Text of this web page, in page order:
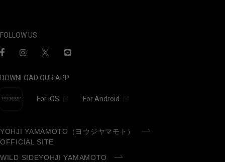
FOLLOW US
DOWNLOAD OUR APP
For iOS For Android
YOHJI YAMAMOTO（ヨウジヤマモト）
OFFICIAL SITE
WILD SIDEYOHJI YAMAMOTO